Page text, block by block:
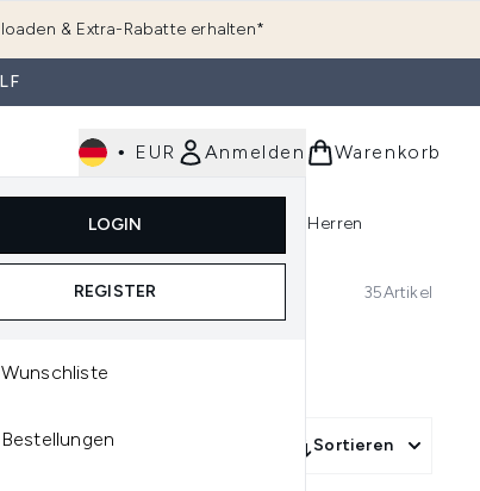
& Extra-Rabatte erhalten*
• EUR Anmelden
LOGIN
REGISTER
Warenkorb
Untermenü Anmelden (Kosmetik) Untermenü Anmelden (Haarpflege)
Parfum
Untermenü Anmelden (Parfum)
Herren
35Artikel
Sortieren